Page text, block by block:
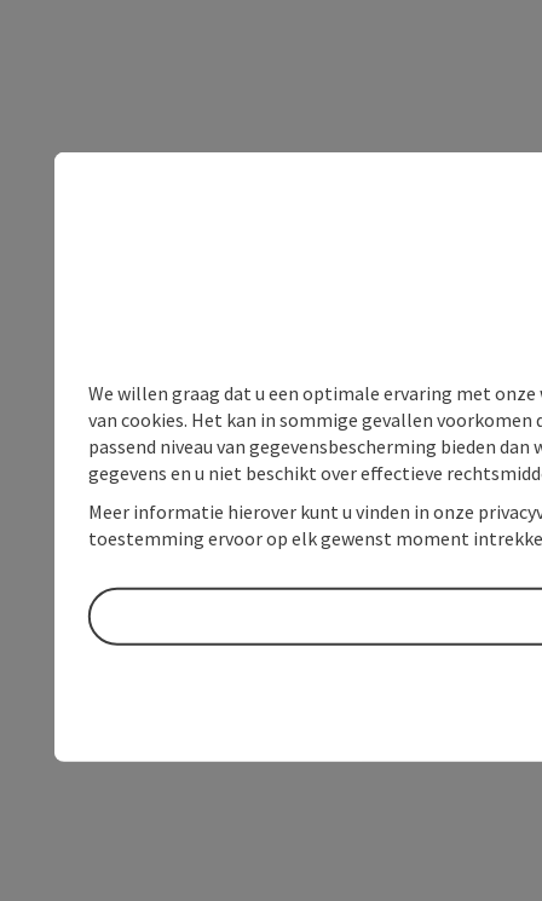
We willen graag dat u een optimale ervaring met
van cookies. Het kan in sommige gevallen voorkomen
passend niveau van gegevensbescherming bieden
gegevens en u niet beschikt over effectieve
Meer informatie hierover kunt u vinden in onze
toestemming ervoor op elk gewenst moment